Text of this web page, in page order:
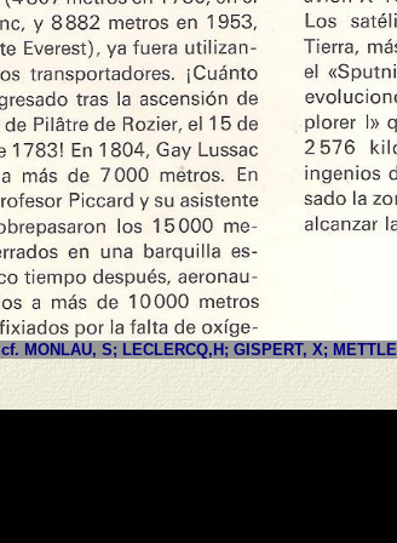
cf. MONLAU, S; LECLERCQ,H; GISPERT, X;